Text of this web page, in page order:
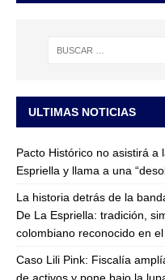
ULTIMAS NOTICIAS
Pacto Histórico no asistirá a
Espriella y llama a una
La historia detrás de la
De La Espriella: tradición,
colombiano reconocido en
Caso Lili Pink: Fiscalía